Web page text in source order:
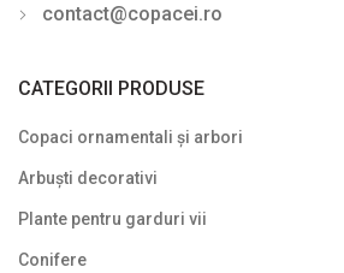
Sălcioară (Elaeagnus)
Soc (Sambucus)
Spiraea (Cununiță)
Symphoricarpos
Syringa (Liliac)
contact@copacei.ro
CATEGORII PRODUSE
Copaci ornamentali și arbori
Arbuști decorativi
Plante pentru garduri vii
Conifere